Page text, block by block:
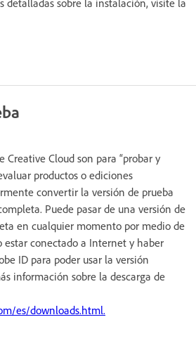
detalladas sobre la instalación, visite la
Creative Cloud son para “probar y
productos o ediciones
convertir la versión de prueba
Puede pasar de una versión de
en cualquier momento por medio de
estar conectado a Internet y haber
ID para poder usar la versión
información sobre la descarga de
es/downloads.html.